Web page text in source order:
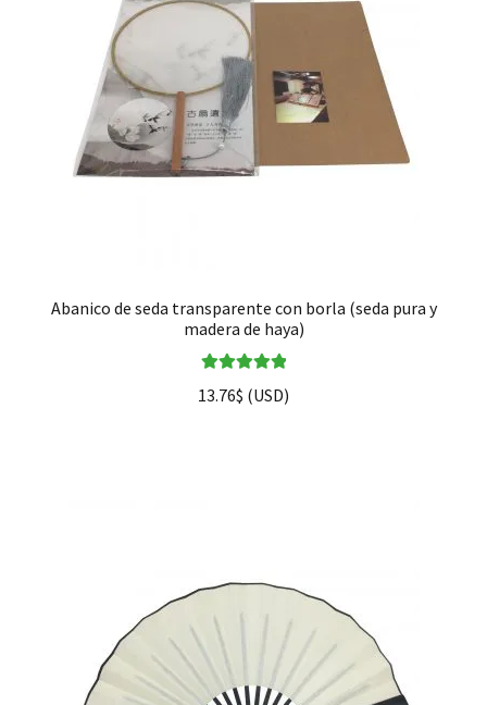
Abanico de seda transparente con borla (seda pura y
madera de haya)
5.00 de 5
13.76$ (USD)